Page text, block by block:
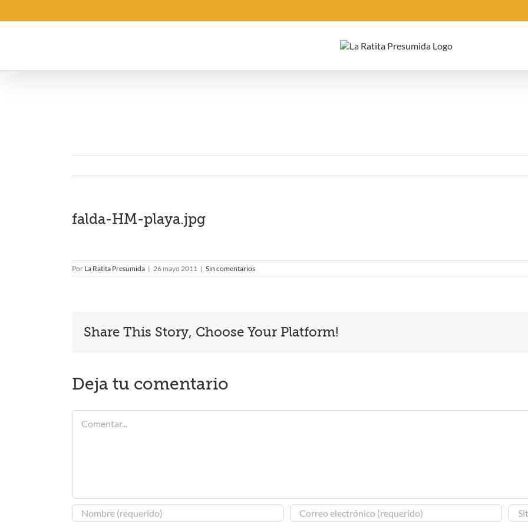
falda-HM-playa.jpg
Por La Ratita Presumida | 26 mayo 2011 | Sin comentarios
Share This Story, Choose Your Platform!
Deja tu comentario
Comentar